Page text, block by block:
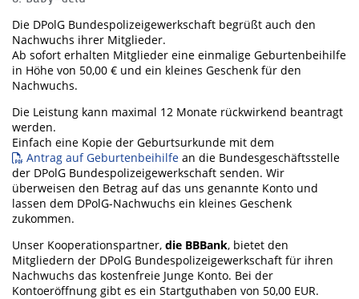
Die DPolG Bundespolizeigewerkschaft begrüßt auch den
Nachwuchs ihrer Mitglieder.
Ab sofort erhalten Mitglieder eine einmalige Geburtenbeihilfe
in Höhe von 50,00 € und ein kleines Geschenk für den
Nachwuchs.
Die Leistung kann maximal 12 Monate rückwirkend beantragt
werden.
Einfach eine Kopie der Geburtsurkunde mit dem
Antrag auf Geburtenbeihilfe an die Bundesgeschäftsstelle
der DPolG Bundespolizeigewerkschaft senden. Wir
überweisen den Betrag auf das uns genannte Konto und
lassen dem DPolG-Nachwuchs ein kleines Geschenk
zukommen.
Unser Kooperationspartner, die BBBank, bietet den
Mitgliedern der DPolG Bundespolizeigewerkschaft für ihren
Nachwuchs das kostenfreie Junge Konto. Bei der
Kontoeröffnung gibt es ein Startguthaben von 50,00 EUR.